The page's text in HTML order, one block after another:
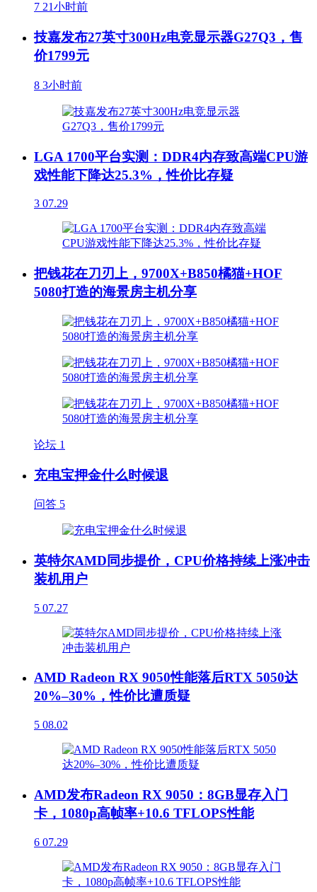
7 21小时前
技嘉发布27英寸300Hz电竞显示器G27Q3，售
价1799元
8 3小时前
LGA 1700平台实测：DDR4内存致高端CPU游
戏性能下降达25.3%，性价比存疑
3 07.29
把钱花在刀刃上，9700X+B850橘猫+HOF
5080打造的海景房主机分享
论坛 1
充电宝押金什么时候退
问答 5
英特尔AMD同步提价，CPU价格持续上涨冲击
装机用户
5 07.27
AMD Radeon RX 9050性能落后RTX 5050达
20%–30%，性价比遭质疑
5 08.02
AMD发布Radeon RX 9050：8GB显存入门
卡，1080p高帧率+10.6 TFLOPS性能
6 07.29